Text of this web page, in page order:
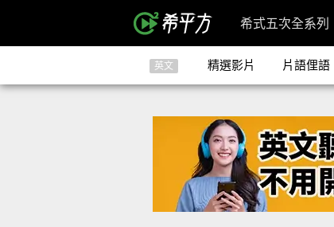
希式五次全系列
英文 精選影片 片語俚語